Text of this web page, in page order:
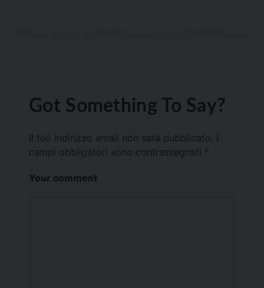
Got Something To Say?
Il tuo indirizzo email non sarà pubblicato.
campi obbligatori sono contrassegnati *
Your comment